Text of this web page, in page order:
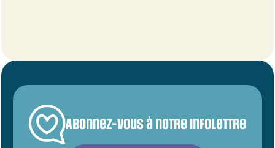
Abonnez-vous à notre infolettre